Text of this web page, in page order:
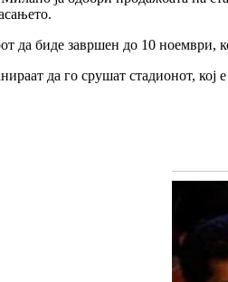
да биде завршен до 10 ноември,
да го срушат стадионот, кој